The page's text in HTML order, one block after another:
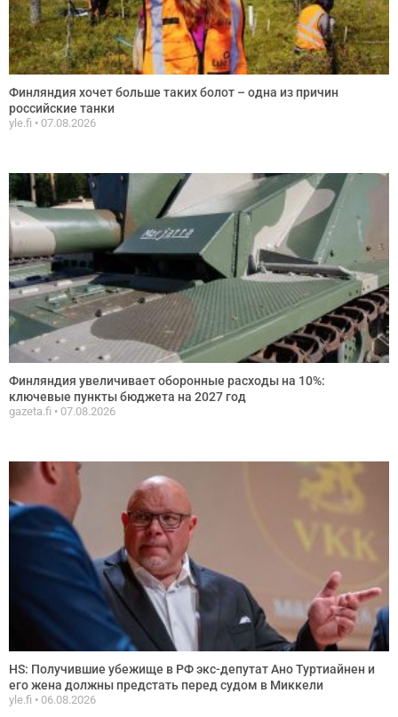
Финляндия хочет больше таких болот – одна из причин
российские танки
yle.fi 07.08.2026
Финляндия увеличивает оборонные расходы на 10%:
ключевые пункты бюджета на 2027 год
gazeta.fi 07.08.2026
HS: Получившие убежище в РФ экс-депутат Ано Туртиайнен и
его жена должны предстать перед судом в Миккели
yle.fi 06.08.2026